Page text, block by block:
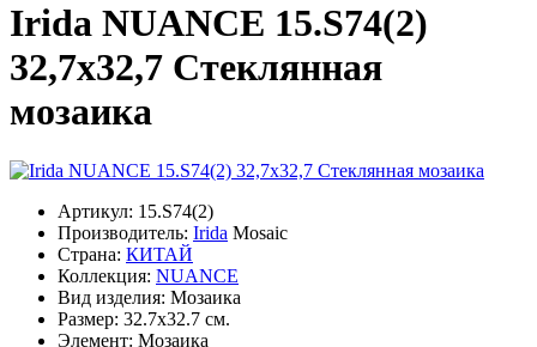
Irida NUANCE 15.S74(2)
32,7x32,7 Стеклянная
мозаика
Артикул: 15.S74(2)
Производитель: Irida Mosaic
Страна: КИТАЙ
Коллекция: NUANCE
Вид изделия: Мозаика
Размер: 32.7x32.7 см.
Элемент: Мозаика